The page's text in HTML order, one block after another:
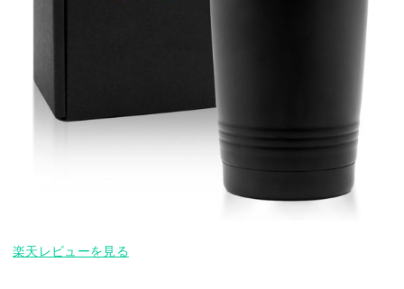
楽天レビューを見る